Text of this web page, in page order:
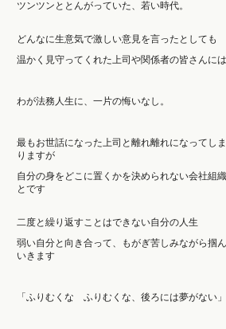
ツンツンととんがっていた、若い時代。
どんなに生意気で激しい意見を言ったとしても
温かく見守ってくれた上司や関係者の皆さんに
わが法務人生に、一片の悔いなし。
最もお世話になった上司と離れ離れになってし
りますが
自分の身をどこに置くかを決められない会社組
とです
二度と繰り返すことはできない自分の人生
弱い自分と向き合って、もがぎ苦しみながら掴
いきます
「ふりむくな ふりむくな、後ろには夢がない